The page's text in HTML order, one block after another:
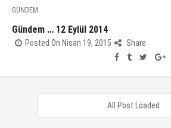
GÜNDEM
Gündem … 12 Eylül 2014
Posted On Nisan 19, 2015 Share
All Post Loaded